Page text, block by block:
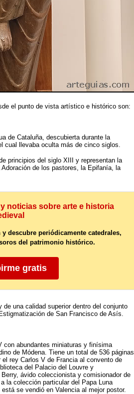
el punto de vista artístico e histórico son:
de Cataluña, descubierta durante la
cual llevaba oculta más de cinco siglos.
principios del siglo XIII y representan la
de los pastores, la Epifanía, la
noticias sobre arte e historia
descubre periódicamente catedrales,
del patrimonio histórico.
gratis
una calidad superior dentro del conjunto
de San Francisco de Asís.
con abundantes miniaturas y finísima
de Módena. Tiene un total de 536 páginas
rey Carlos V de Francia al convento de
del Palacio del Louvre y
ávido coleccionista y comisionador de
la colección particular del Papa Luna
se vendió en Valencia al mejor postor.